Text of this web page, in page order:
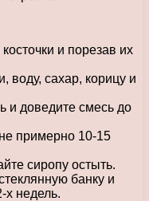
и порезав их
воду, сахар, корицу и
и доведите смесь до
примерно 10-15
сиропу остыть.
банку и
х недель.